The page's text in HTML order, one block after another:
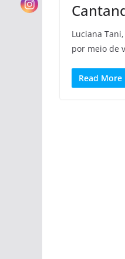
Luciana
por meio de
Read More